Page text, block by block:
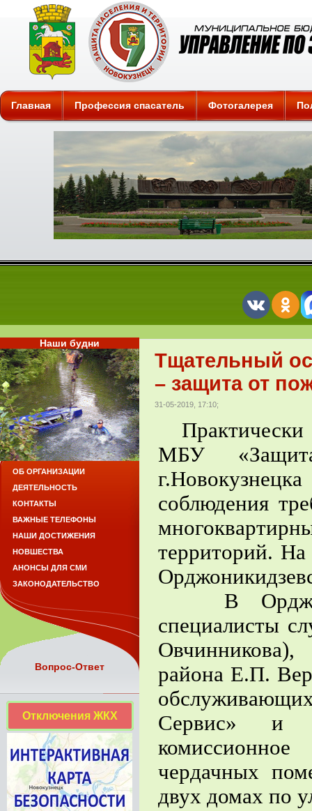
Защита
Главная Профессия спасатель Фотогалерея
Тщательный
– защита от
31-05-2019, 17:10;
Практически
МБУ
соблюдения
территорий.
В
специалисты
района Е.П.
Сервис» и
чердачных
двух домах по
Наши будни
ОБ ОРГАНИЗАЦИИ
ДЕЯТЕЛЬНОСТЬ
КОНТАКТЫ
ВАЖНЫЕ ТЕЛЕФОНЫ
НАШИ ДОСТИЖЕНИЯ
НОВШЕСТВА
АНОНСЫ ДЛЯ СМИ
ЗАКОНОДАТЕЛЬСТВО
Вопрос-Ответ
Отключения ЖКХ